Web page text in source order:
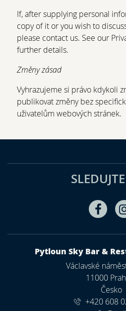
If, after supplying personal
copy of it or you wish to
please contact us. See our
further details.
Změny zásad
Vyhrazujeme si právo kdykoli
publikovat změny bez
uživatelům webových stránek.
ADRESA
Pytloun Sky Bar &
Václavské
11000
Česko
+420 608